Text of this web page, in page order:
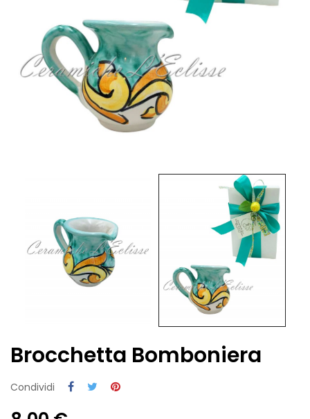
Brocchetta Bomboniera
Condividi